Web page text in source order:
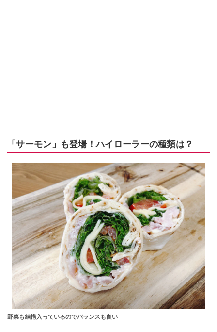
「サーモン」も登場！ハイローラーの種類は？
野菜も結構入っているのでバランスも良い